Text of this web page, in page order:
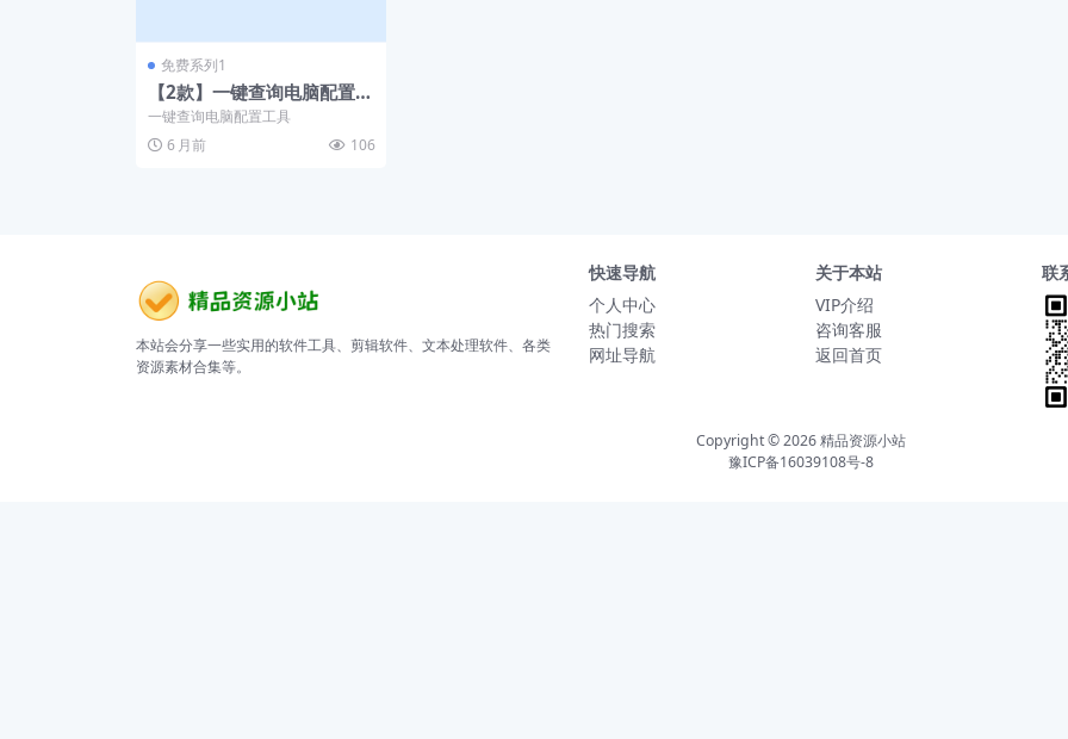
免费系列1
【2款】一键查询电脑配置的
工具
一键查询电脑配置工具
6 月前
106
本站会分享一些实用的软件工具、剪辑软件、文本处理软件、各类
资源素材合集等。
快速导航
个人中心
热门搜索
网址导航
关于本站
VIP介绍
咨询客服
返回首页
联
Copyright © 2026精品资源小站
豫ICP备16039108号-8